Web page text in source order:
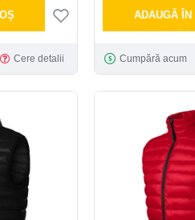
Cere detalii
ADAUGĂ ÎN
Cumpără acum